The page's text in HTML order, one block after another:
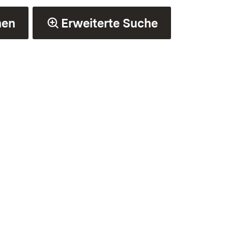
Erweiterte Suche